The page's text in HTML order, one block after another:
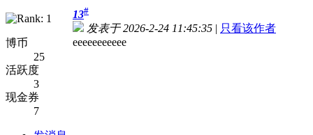
博币
25
活跃度
3
现金券
7
13#
发表于 2026-2-24 11:45:35 | 只看该作者
eeeeeeeeeee